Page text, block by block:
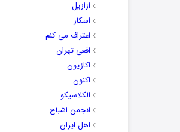
ازازیل
اسکار
اعتراف می کنم
افعی تهران
اکازیون
اکنون
الکلاسیکو
انجمن اشباح
اهل ایران